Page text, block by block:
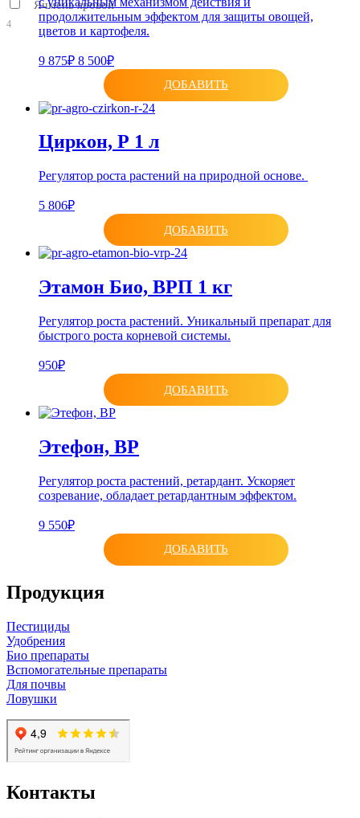
Ячмень яровой
4
продолжительным эффектом для защиты овощей,
цветов и картофеля.
9 875₽ 8 500₽
ДОБАВИТЬ
Циркон, Р 1 л
Регулятор роста растений на природной основе.
5 806₽
ДОБАВИТЬ
Этамон Био, ВРП 1 кг
Регулятор роста растений. Уникальный препарат для
быстрого роста корневой системы.
950₽
ДОБАВИТЬ
Этефон, ВР
Регулятор роста растений, ретардант. Ускоряет
созревание, обладает ретардантным эффектом.
9 550₽
ДОБАВИТЬ
Продукция
Пестициды
Удобрения
Био препараты
Вспомогательные препараты
Для почвы
Ловушки
Контакты